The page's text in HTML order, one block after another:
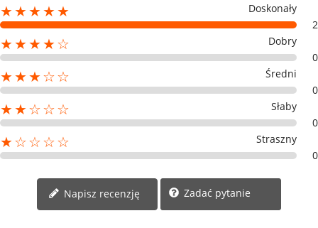
★★★★★
Doskonały
2
★★★★☆
Dobry
0
★★★☆☆
Średni
0
★★☆☆☆
Słaby
0
★☆☆☆☆
Straszny
0
Napisz recenzję Zadać pytanie